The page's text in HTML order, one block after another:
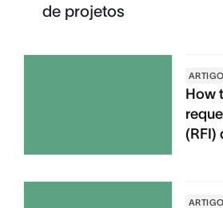
de projetos
ARTIGO
How
(RFI)
ARTIGO